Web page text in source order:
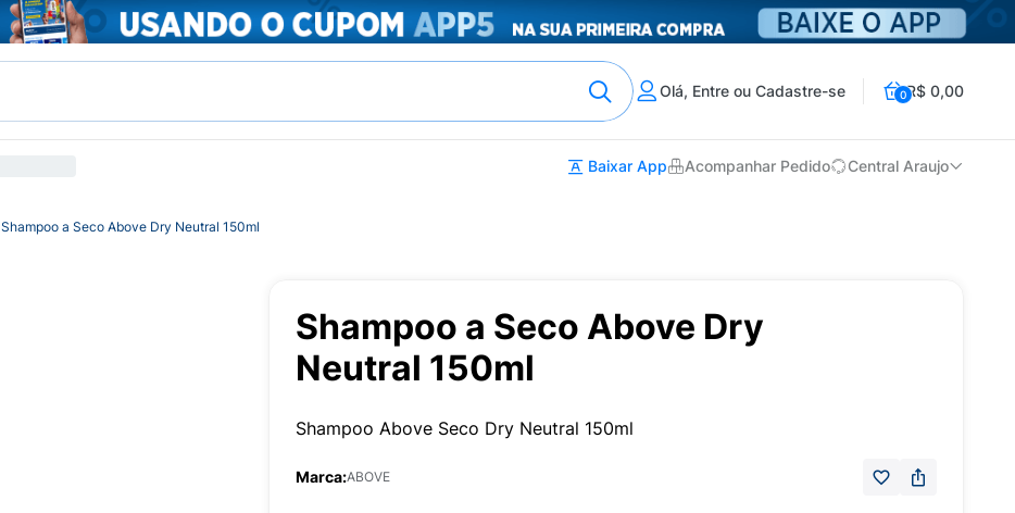
Olá, Entre ou Cadastre-se 0R$ 0,00
Baixar App Acompanhar Pedido Central Araujo
Shampoo a Seco Above Dry Neutral 150ml
Shampoo a Seco Above Dry
Neutral 150ml
Shampoo Above Seco Dry Neutral 150ml
Marca:ABOVE